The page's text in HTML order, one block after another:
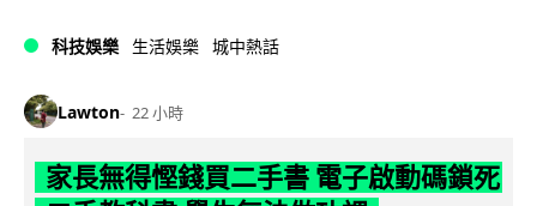
科技娛樂 生活娛樂 城中熱話
Lawton 22 小時
家長無得慳錢買二手書 電子啟動碼鎖死